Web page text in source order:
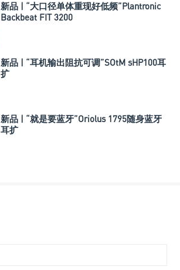
新品 | “大口径单体重现好低频”Plantronic
Backbeat FIT 3200
新品 | “耳机输出阻抗可调”SOtM sHP100耳
扩
新品 | “就是要蓝牙”Oriolus 1795随身蓝牙
耳扩